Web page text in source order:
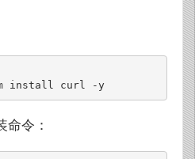
install curl -y
命令：